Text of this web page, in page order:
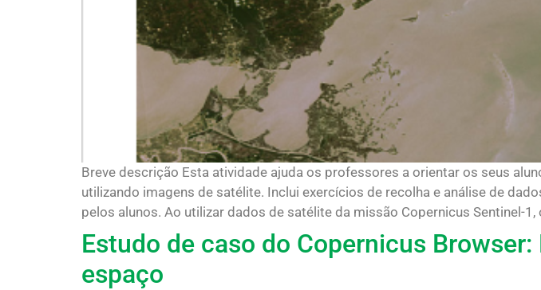
Breve descrição Esta atividade ajuda os professores a orientar os seus
utilizando imagens de satélite. Inclui exercícios de recolha e análise de
pelos alunos. Ao utilizar dados de satélite da missão Copernicus Sentinel-1,
Estudo de caso do Copernicus
espaço